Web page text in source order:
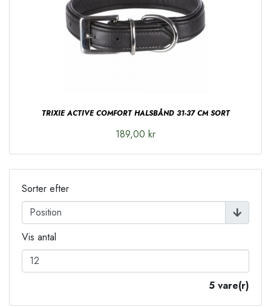
TRIXIE ACTIVE COMFORT HALSBÅND 31-37 CM SORT
189,00 kr
Sorter efter
Vis antal
5 vare(r)